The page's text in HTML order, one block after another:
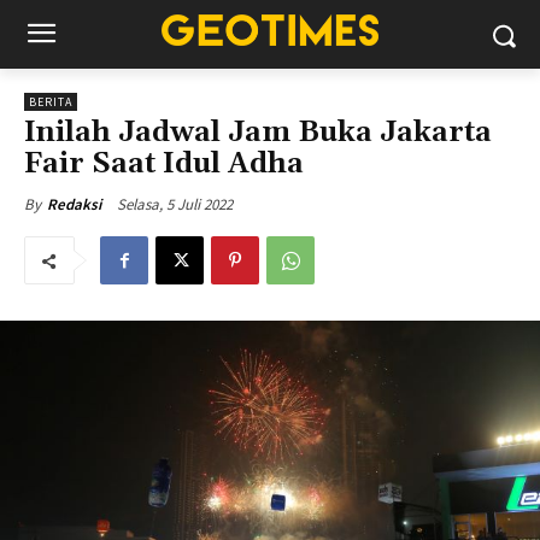
BERITA
Inilah Jadwal Jam Buka Jakarta
Fair Saat Idul Adha
By Redaksi Selasa, 5 Juli 2022